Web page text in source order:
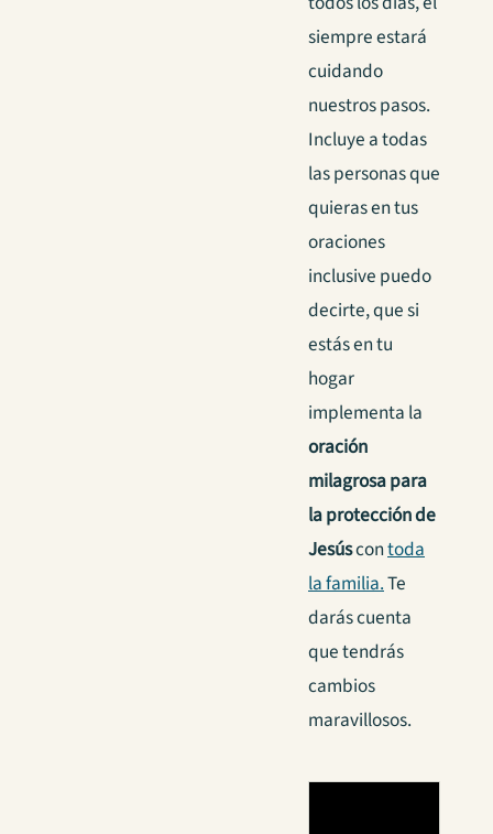
siempre estará
cuidando
nuestros pasos.
Incluye a todas
las personas que
quieras en tus
oraciones
inclusive puedo
decirte, que si
estás en tu
hogar
implementa la
oración
milagrosa para
la protección de
Jesúscontoda
la familia.Te
darás cuenta
que tendrás
cambios
maravillosos.